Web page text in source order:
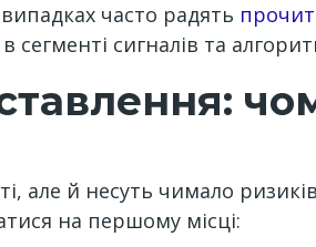
часто радять
сигналів та
але й несуть чимало
на першому місці: